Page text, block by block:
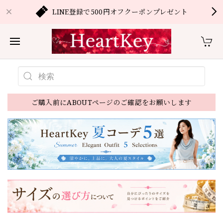
LINE登録で500円オフクーポンプレゼント
ご購入前にABOUTページのご確認をお願いします